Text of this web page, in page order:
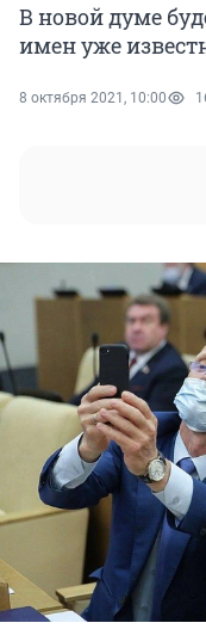
В новой думе
имен уже
8 октября 2021, 10:00